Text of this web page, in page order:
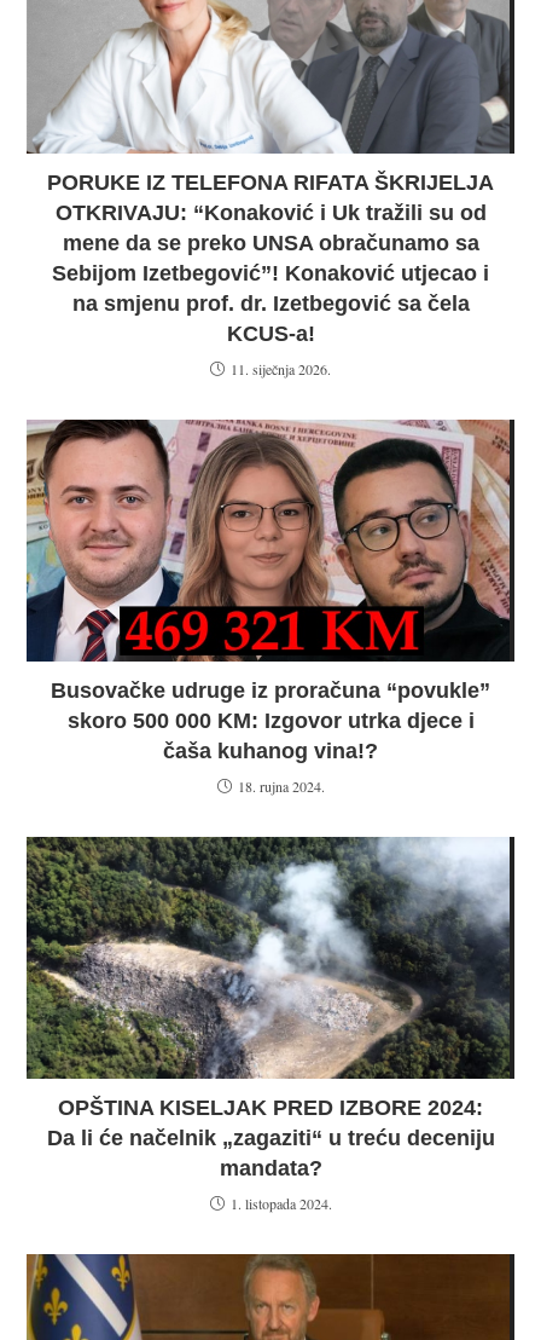
PORUKE IZ TELEFONA RIFATA ŠKRIJELJA
OTKRIVAJU: “Konaković i Uk tražili su od
mene da se preko UNSA obračunamo sa
Sebijom Izetbegović”! Konaković utjecao i
na smjenu prof. dr. Izetbegović sa čela
KCUS-a!
11. siječnja 2026.
Busovačke udruge iz proračuna “povukle”
skoro 500 000 KM: Izgovor utrka djece i
čaša kuhanog vina!?
18. rujna 2024.
OPŠTINA KISELJAK PRED IZBORE 2024:
Da li će načelnik „zagaziti“ u treću deceniju
mandata?
1. listopada 2024.